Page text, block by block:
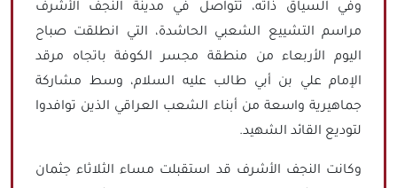
وفي السياق ذاته، تتواصل في مدينة النجف الأشرف
مراسم التشييع الشعبي الحاشدة، التي انطلقت صباح
اليوم الأربعاء من منطقة مجسر الكوفة باتجاه مرقد
الإمام علي بن أبي طالب عليه السلام، وسط مشاركة
جماهيرية واسعة من أبناء الشعب العراقي الذين توافدوا
لتوديع القائد الشهيد.
وكانت النجف الأشرف قد استقبلت مساء الثلاثاء جثمان